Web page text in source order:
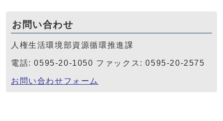
お問い合わせ
人権生活環境部資源循環推進課
電話: 0595-20-1050 ファックス: 0595-20-2575
お問い合わせフォーム